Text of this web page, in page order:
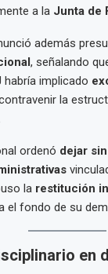
a la Junta de
además
, señalando
implicado
la
ordenó dejar
la restitución
el fondo de su
en